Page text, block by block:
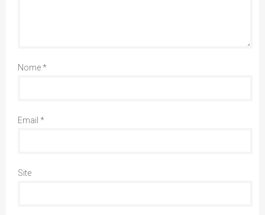
Nome*
Email *
Site